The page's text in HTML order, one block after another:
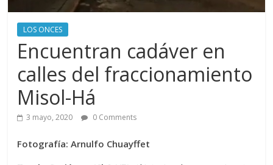
LOS ONCES
Encuentran cadáver en
calles del fraccionamiento
Misol-Há
3 mayo, 2020 0 Comments
Fotografía: Arnulfo Chuayffet